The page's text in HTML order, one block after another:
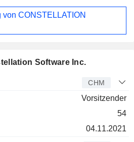
CONSTELLATION
Software Inc.
CHM
Vorsitzender
54
04.11.2021